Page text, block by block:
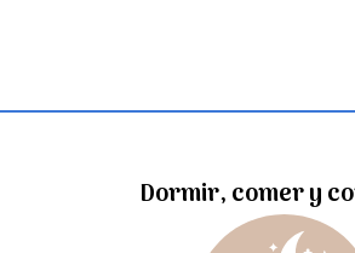
Dormir, comer y